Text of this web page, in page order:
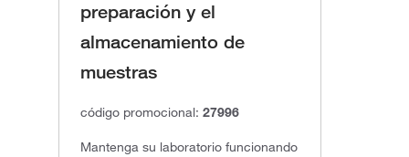
preparación y el
almacenamiento de
muestras
código promocional: 27996
Mantenga su laboratorio funcionando